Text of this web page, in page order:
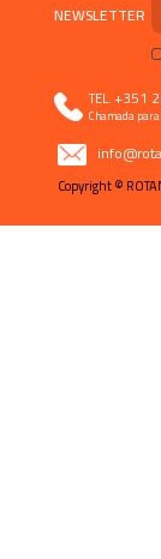
NEWSLETTER
TEL.+351
Chamada
Copyright ©